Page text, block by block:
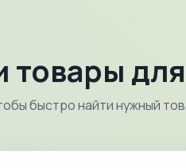
товары
быстро найти нужный